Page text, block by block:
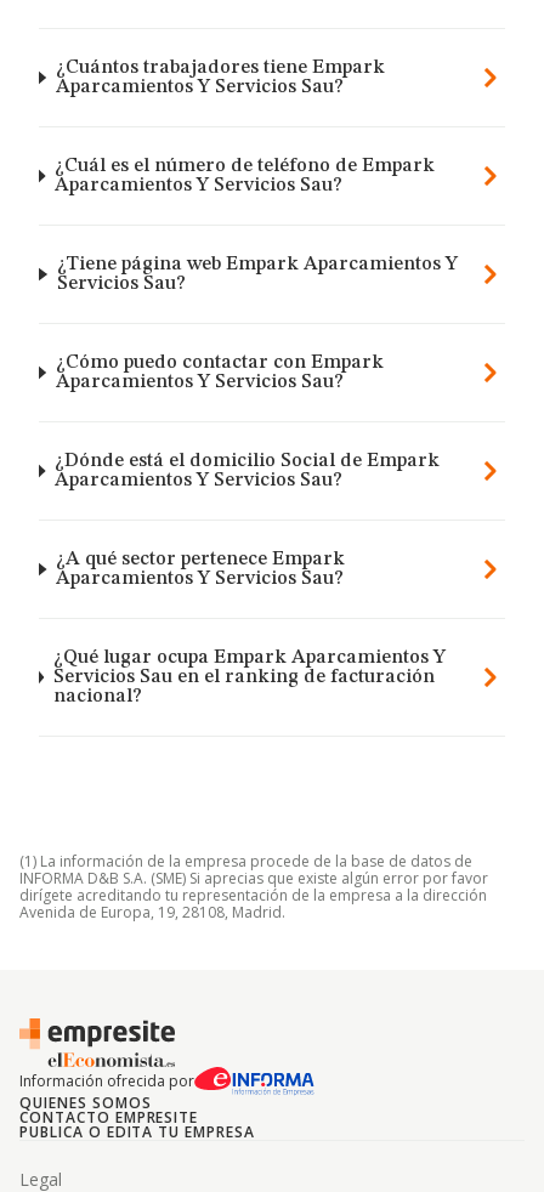
¿Cuántos trabajadores tiene Empark
Aparcamientos Y Servicios Sau?
¿Cuál es el número de teléfono de Empark
Aparcamientos Y Servicios Sau?
¿Tiene página web Empark Aparcamientos Y
Servicios Sau?
¿Cómo puedo contactar con Empark
Aparcamientos Y Servicios Sau?
¿Dónde está el domicilio Social de Empark
Aparcamientos Y Servicios Sau?
¿A qué sector pertenece Empark
Aparcamientos Y Servicios Sau?
¿Qué lugar ocupa Empark Aparcamientos Y
Servicios Sau en el ranking de facturación
nacional?
(1) La información de la empresa procede de la base de datos de
INFORMA D&B S.A. (SME) Si aprecias que existe algún error por favor
dirígete acreditando tu representación de la empresa a la dirección
Avenida de Europa, 19, 28108, Madrid.
Información ofrecida por
QUIENES SOMOS
CONTACTO EMPRESITE
PUBLICA O EDITA TU EMPRESA
Legal